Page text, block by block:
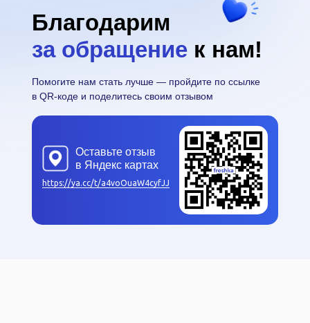
Благодарим
за обращение к нам!
Помогите нам стать лучше — пройдите по ссылке
в QR-коде и поделитесь своим отзывом
Оставьте отзыв
в Яндекс картах
https://ya.cc/t/a4voOuaW4cyfJJ